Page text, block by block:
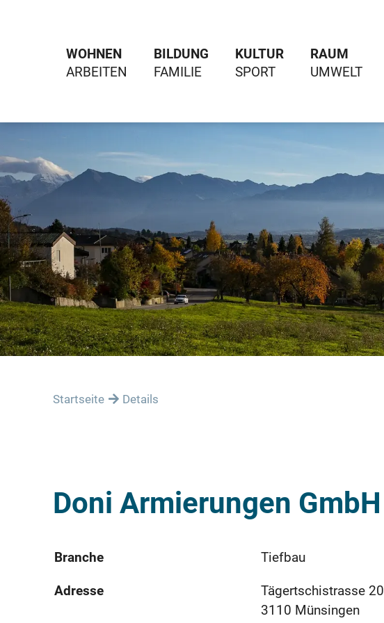
WOHNEN BILDUNG KULTUR RAUM
Startseite Details
Doni Armierungen GmbH
Branche Tiefbau
Adresse
Tägertschistrasse 20
3110 Münsingen